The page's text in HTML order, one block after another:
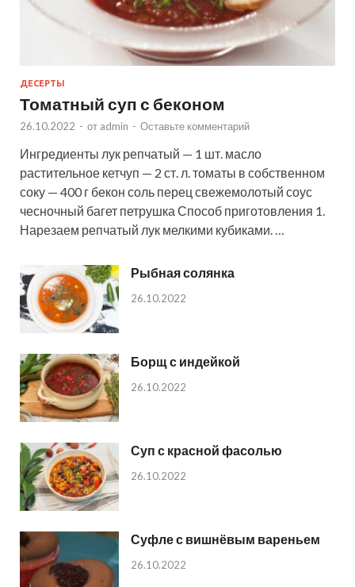
ДЕСЕРТЫ
Томатный суп с беконом
26.10.2022 - от admin - Оставьте комментарий
Ингредиенты лук репчатый — 1 шт. масло
растительное кетчуп — 2 ст. л. томаты в собственном
соку — 400 г бекон соль перец свежемолотый соус
чесночный багет петрушка Способ приготовления 1.
Нарезаем репчатый лук мелкими кубиками. …
Рыбная солянка
26.10.2022
Борщ с индейкой
26.10.2022
Суп с красной фасолью
26.10.2022
Суфле с вишнёвым вареньем
26.10.2022